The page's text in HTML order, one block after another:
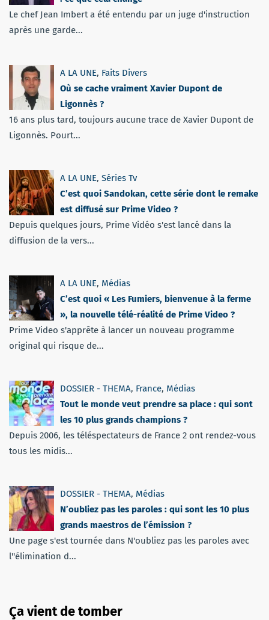
Le chef Jean Imbert a été entendu par un juge d'instruction
après une garde...
A LA UNE, Faits Divers
Où se cache vraiment Xavier Dupont de
Ligonnès ?
16 ans plus tard, toujours aucune trace de Xavier Dupont de
Ligonnès. Pourt...
A LA UNE, Séries Tv
C’est quoi Sandokan, cette série dont le remake
est diffusé sur Prime Video ?
Depuis quelques jours, Prime Vidéo s'est lancé dans la
diffusion de la vers...
A LA UNE, Médias
C’est quoi « Les Fumiers, bienvenue à la ferme
», la nouvelle télé-réalité de Prime Video ?
Prime Video s'apprête à lancer un nouveau programme
original qui risque de...
DOSSIER - THEMA, France, Médias
Tout le monde veut prendre sa place : qui sont
les 10 plus grands champions ?
Depuis 2006, les téléspectateurs de France 2 ont rendez-vous
tous les midis...
DOSSIER - THEMA, Médias
N’oubliez pas les paroles : qui sont les 10 plus
grands maestros de l’émission ?
Une page s'est tournée dans N'oubliez pas les paroles avec
l''élimination d...
Ça vient de tomber